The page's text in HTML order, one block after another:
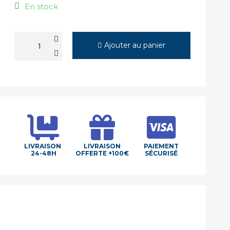
En stock
Ajouter au panier
LIVRAISON
24-48H
LIVRAISON
OFFERTE +100€
PAIEMENT
SÉCURISÉ